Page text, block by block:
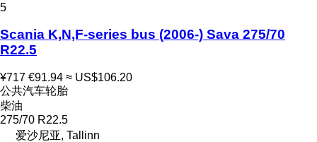
5
Scania K,N,F-series bus (2006-) Sava 275/70
R22.5
¥717 €91.94 ≈ US$106.20
公共汽车轮胎
柴油
275/70 R22.5
爱沙尼亚, Tallinn